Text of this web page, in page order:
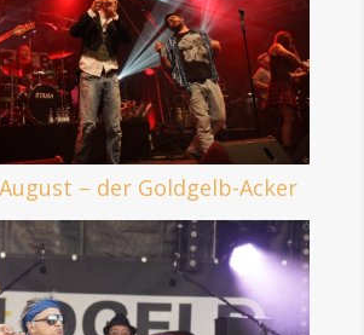
– der Goldgelb-Acker